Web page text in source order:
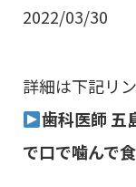
2022/03/30
詳細は下記リ
歯科医師 五
で口で噛んで